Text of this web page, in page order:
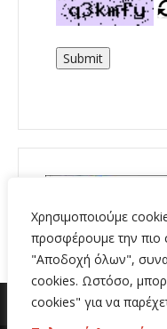
Χρησιμοποιούμε
προσφέρουμε την πιο
"Αποδοχή όλων",
cookies. Ωστόσο,
cookies" για να
Submit